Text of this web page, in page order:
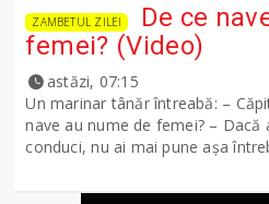
ZAMBETUL ZILEI
De ce
femei? (Video)
astăzi, 07:15
Un marinar tânăr întreabă: –
nave au nume de femei? –
conduci, nu ai mai pune așa